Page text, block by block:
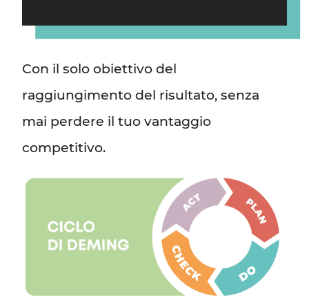
Con il solo obiettivo del
raggiungimento del risultato, senza
mai perdere il tuo vantaggio
competitivo.